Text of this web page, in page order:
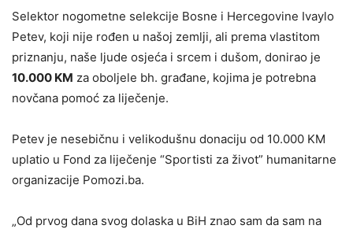
Selektor nogometne selekcije Bosne i Hercegovine Ivaylo
Petev, koji nije rođen u našoj zemlji, ali prema vlastitom
priznanju, naše ljude osjeća i srcem i dušom, donirao je
10.000 KM za oboljele bh. građane, kojima je potrebna
novčana pomoć za liječenje.
Petev je nesebičnu i velikodušnu donaciju od 10.000 KM
uplatio u Fond za liječenje “Sportisti za život” humanitarne
organizacije Pomozi.ba.
„Od prvog dana svog dolaska u BiH znao sam da sam na